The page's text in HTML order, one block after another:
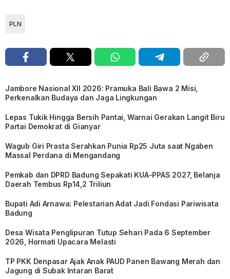
PLN
Jambore Nasional XII 2026: Pramuka Bali Bawa 2 Misi,
Perkenalkan Budaya dan Jaga Lingkungan
Lepas Tukik Hingga Bersih Pantai, Warnai Gerakan Langit Biru
Partai Demokrat di Gianyar
Wagub Giri Prasta Serahkan Punia Rp25 Juta saat Ngaben
Massal Perdana di Mengandang
Pemkab dan DPRD Badung Sepakati KUA-PPAS 2027, Belanja
Daerah Tembus Rp14,2 Triliun
Bupati Adi Arnawa: Pelestarian Adat Jadi Fondasi Pariwisata
Badung
Desa Wisata Penglipuran Tutup Sehari Pada 6 September
2026, Hormati Upacara Melasti
TP PKK Denpasar Ajak Anak PAUD Panen Bawang Merah dan
Jagung di Subak Intaran Barat